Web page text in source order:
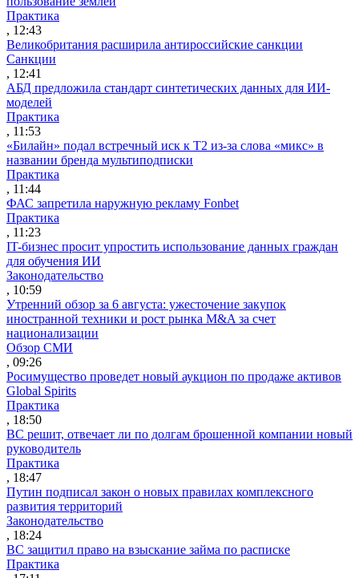
Практика
, 12:43
Великобритания расширила антироссийские санкции
Санкции
, 12:41
АБД предложила стандарт синтетических данных для ИИ-
моделей
Практика
, 11:53
«Билайн» подал встречный иск к Т2 из-за слова «микс» в
названии бренда мультиподписки
Практика
, 11:44
ФАС запретила наружную рекламу Fonbet
Практика
, 11:23
IT-бизнес просит упростить использование данных граждан
для обучения ИИ
Законодательство
, 10:59
Утренний обзор за 6 августа: ужесточение закупок
иностранной техники и рост рынка M&A за счет
национализации
Обзор СМИ
, 09:26
Росимущество проведет новый аукцион по продаже активов
Global Spirits
Практика
, 18:50
ВС решит, отвечает ли по долгам брошенной компании новый
руководитель
Практика
, 18:47
Путин подписал закон о новых правилах комплексного
развития территорий
Законодательство
, 18:24
ВС защитил право на взыскание займа по расписке
Практика